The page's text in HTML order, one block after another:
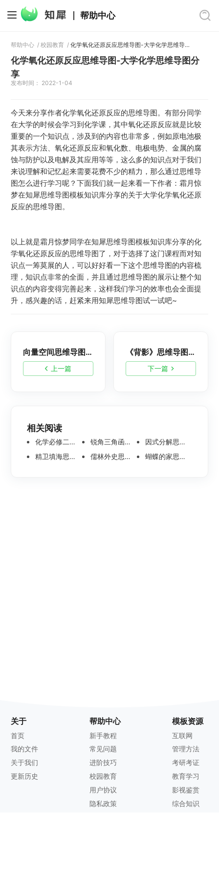
帮助中心
帮助中心 /校园教育 / 化学氧化还原反应思维导图-大学化学思维导图分享
化学氧化还原反应思维导图-大学化学思维导图分
享
发布时间： 2022-1-04
今天来分享作者化学氧化还原反应的思维导图。有部分同学
在大学的时候会学习到化学课，其中氧化还原反应就是比较
重要的一个知识点，涉及到的内容也非常多，例如原电池极
其表示方法、氧化还原反应和氧化数、电极电势、金属的腐
蚀与防护以及电解及其应用等等，这么多的知识点对于我们
来说理解和记忆起来需要花费不少的精力，那么通过思维导
图怎么进行学习呢？下面我们就一起来看一下作者：霜月惊
梦在知犀思维导图模板知识库分享的关于大学化学氧化还原
反应的思维导图。
以上就是霜月惊梦同学在知犀思维导图模板知识库分享的化
学氧化还原反应的思维导图了，对于选择了这门课程而对知
识点一筹莫展的人，可以好好看一下这个思维导图的内容梳
理，知识点非常的全面，并且通过思维导图的展示让整个知
识点的内容变得完善起来，这样我们学习的效率也会全面提
升，感兴趣的话，赶紧来用知犀思维导图试一试吧~
上一篇
向量空间思维导图-数学思维导图分享
下一篇
《背影》思维导图-语文思维导图分享
相关阅读
化学必修二思维导图合集，高中高清化学思维导图整理 锐角三角函数思维导图 | 数学思维导图分享
因式分解思维导图高清版-数学思维导图模板分享
精卫填海思维导图怎么画？高清版精卫填海思维导图模板分享
儒林外史思维导图大全|高清版免费思维导图模板 蝴蝶的家思维导图怎么画？高清版蝴蝶的家思维导图分享
关于
首页
我的文件
关于我们
更新历史
帮助中心
新手教程
常见问题
进阶技巧
校园教育
用户协议
隐私政策
模板资源
互联网
管理方法
考研考证
教育学习
影视鉴赏
综合知识